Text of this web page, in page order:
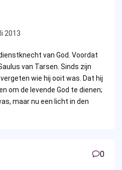
2013
van God. Voordat
van Tarsen. Sinds zijn
wie hij ooit was. Dat hij
om de levende God te dienen;
maar nu een licht in den
0